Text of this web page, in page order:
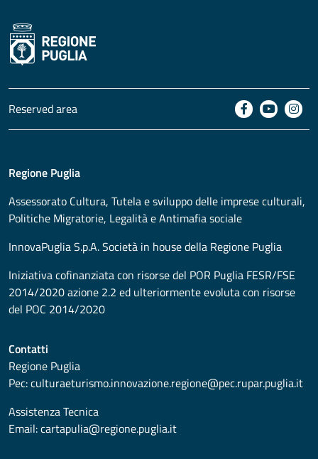
Reserved area
Regione Puglia
Assessorato Cultura, Tutela e sviluppo delle imprese culturali,
Politiche Migratorie, Legalità e Antimafia sociale
InnovaPuglia S.p.A. Società in house della Regione Puglia
Iniziativa cofinanziata con risorse del POR Puglia FESR/FSE
2014/2020 azione 2.2 ed ulteriormente evoluta con risorse
del POC 2014/2020
Contatti
Regione Puglia
Pec:culturaeturismo.innovazione.regione@pec.rupar.puglia.it
Assistenza Tecnica
Email:cartapulia@regione.puglia.it